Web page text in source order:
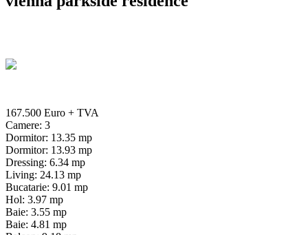
167.500 Euro + TVA
Camere: 3
Dormitor: 13.35 mp
Dormitor: 13.93 mp
Dressing: 6.34 mp
Living: 24.13 mp
Bucatarie: 9.01 mp
Hol: 3.97 mp
Baie: 3.55 mp
Baie: 4.81 mp